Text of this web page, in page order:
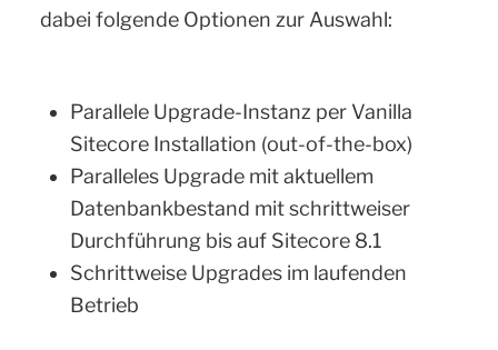
dabei folgende Optionen zur Auswahl:
Parallele Upgrade-Instanz per Vanilla
Sitecore Installation (out-of-the-box)
Paralleles Upgrade mit aktuellem
Datenbankbestand mit schrittweiser
Durchführung bis auf Sitecore 8.1
Schrittweise Upgrades im laufenden
Betrieb